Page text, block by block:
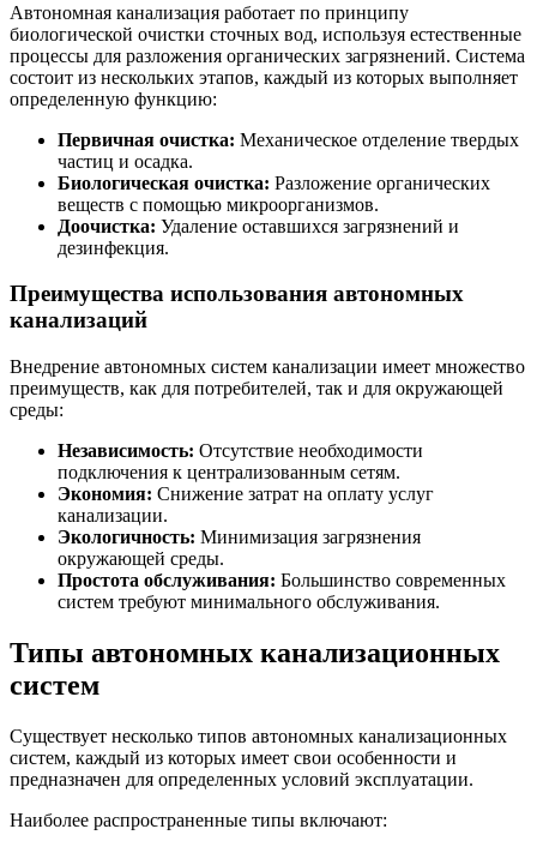
Автономная канализация работает по принципу
биологической очистки сточных вод, используя естественные
процессы для разложения органических загрязнений. Система
состоит из нескольких этапов, каждый из которых выполняет
определенную функцию:
Первичная очистка: Механическое отделение твердых
частиц и осадка.
Биологическая очистка: Разложение органических
веществ с помощью микроорганизмов.
Доочистка: Удаление оставшихся загрязнений и
дезинфекция.
Преимущества использования автономных
канализаций
Внедрение автономных систем канализации имеет множество
преимуществ, как для потребителей, так и для окружающей
среды:
Независимость: Отсутствие необходимости
подключения к централизованным сетям.
Экономия: Снижение затрат на оплату услуг
канализации.
Экологичность: Минимизация загрязнения
окружающей среды.
Простота обслуживания: Большинство современных
систем требуют минимального обслуживания.
Типы автономных канализационных
систем
Существует несколько типов автономных канализационных
систем, каждый из которых имеет свои особенности и
предназначен для определенных условий эксплуатации.
Наиболее распространенные типы включают: